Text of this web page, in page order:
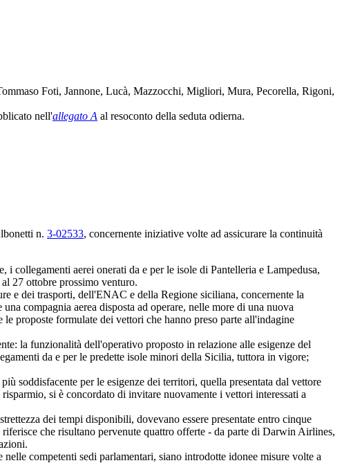
Foti, Jannone, Lucà, Mazzocchi, Migliori, Mura, Pecorella, Rigoni,
nell'allegato A al resoconto della seduta odierna.
n. 3-02533, concernente iniziative volte ad assicurare la continuità
i collegamenti aerei onerati da e per le isole di Pantelleria e Lampedusa,
27 ottobre prossimo venturo.
e dei trasporti, dell'ENAC e della Regione siciliana, concernente la
compagnia aerea disposta ad operare, nelle more di una nuova
proposte formulate dei vettori che hanno preso parte all'indagine
la funzionalità dell'operativo proposto in relazione alle esigenze del
da e per le predette isole minori della Sicilia, tuttora in vigore;
soddisfacente per le esigenze dei territori, quella presentata dal vettore
si è concordato di invitare nuovamente i vettori interessati a
dei tempi disponibili, dovevano essere presentate entro cinque
che risultano pervenute quattro offerte - da parte di Darwin Airlines,
competenti sedi parlamentari, siano introdotte idonee misure volte a